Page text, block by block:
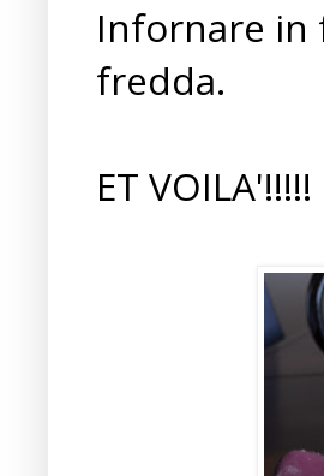
Infornare in
fredda.
ET VOILA'!!!!!